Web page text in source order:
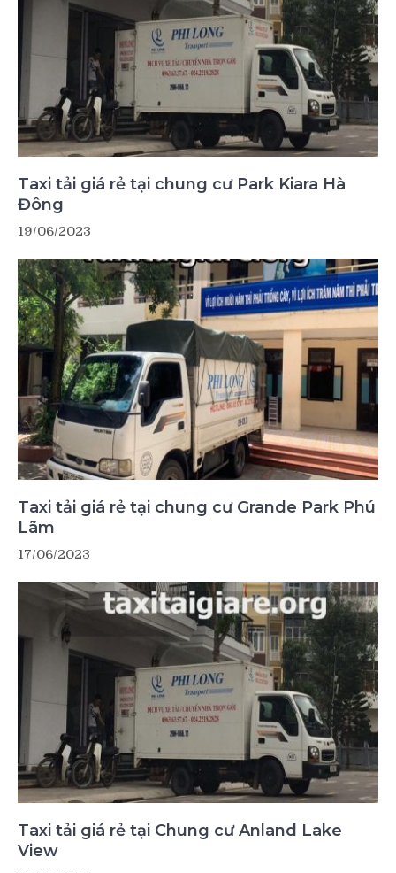
Taxi tải giá rẻ tại chung cư Park Kiara Hà
Đông
19/06/2023
Taxi tải giá rẻ tại chung cư Grande Park Phú
Lãm
17/06/2023
Taxi tải giá rẻ tại Chung cư Anland Lake
View